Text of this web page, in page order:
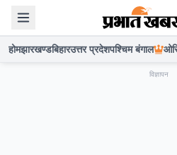
होमझारखण्डबिहारउत्तर प्रदेशपश्चिम बंगाल
विज्ञापन